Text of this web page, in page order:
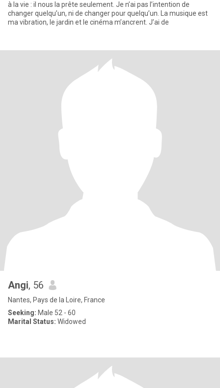
à la vie : il nous la prête seulement. Je n’ai pas l’intention de
changer quelqu’un, ni de changer pour quelqu’un. La musique est
ma vibration, le jardin et le cinéma m’ancrent. J’ai de
Angi, 56
Nantes, Pays de la Loire, France
Seeking: Male 52 - 60
Marital Status: Widowed